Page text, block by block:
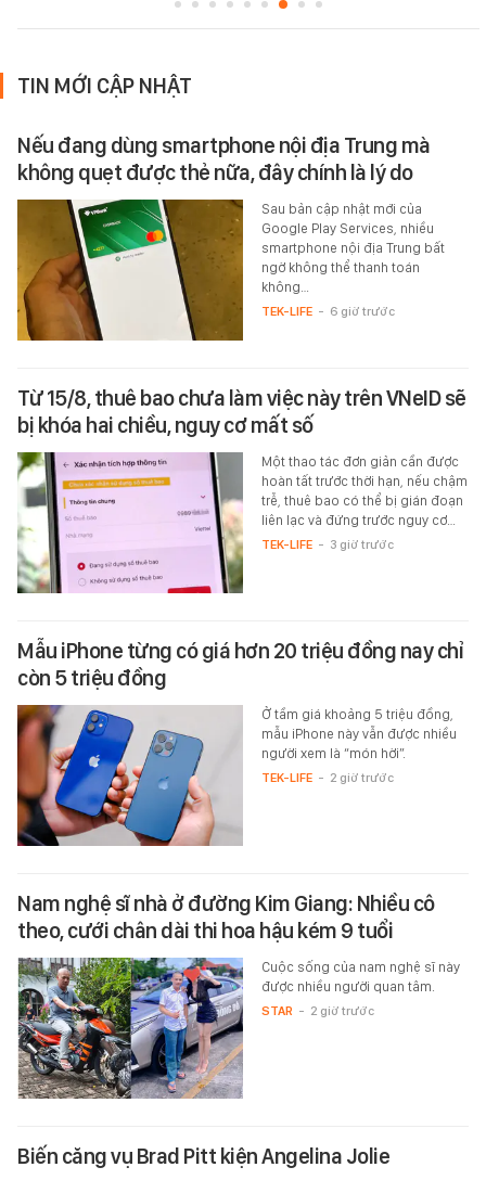
TIN MỚI CẬP NHẬT
Nếu đang dùng smartphone nội địa Trung mà
không quẹt được thẻ nữa, đây chính là lý do
Sau bản cập nhật mới của
Google Play Services, nhiều
smartphone nội địa Trung bất
ngờ không thể thanh toán
không…
TEK-LIFE - 6 giờ trước
Từ 15/8, thuê bao chưa làm việc này trên VNeID sẽ
bị khóa hai chiều, nguy cơ mất số
Một thao tác đơn giản cần được
hoàn tất trước thời hạn, nếu chậm
trễ, thuê bao có thể bị gián đoạn
liên lạc và đứng trước nguy cơ…
TEK-LIFE - 3 giờ trước
Mẫu iPhone từng có giá hơn 20 triệu đồng nay chỉ
còn 5 triệu đồng
Ở tầm giá khoảng 5 triệu đồng,
mẫu iPhone này vẫn được nhiều
người xem là “món hời”.
TEK-LIFE - 2 giờ trước
Nam nghệ sĩ nhà ở đường Kim Giang: Nhiều cô
theo, cưới chân dài thi hoa hậu kém 9 tuổi
Cuộc sống của nam nghệ sĩ này
được nhiều người quan tâm.
STAR - 2 giờ trước
Biến căng vụ Brad Pitt kiện Angelina Jolie